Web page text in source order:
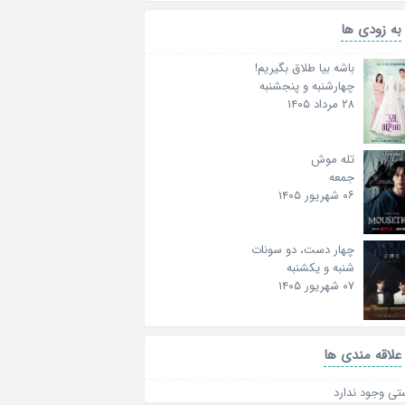
به زودی ها
باشه بیا طلاق بگیریم!
چهارشنبه و پنجشنبه
۲۸ مرداد ۱۴۰۵
تله موش
جمعه
۰۶ شهریور ۱۴۰۵
چهار دست، دو سونات
شنبه و یکشنبه
۰۷ شهریور ۱۴۰۵
علاقه‌ مندی ها
وجود ندارد